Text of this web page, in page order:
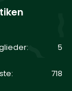
5
718